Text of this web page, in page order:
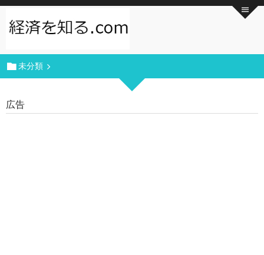
未分類
広告